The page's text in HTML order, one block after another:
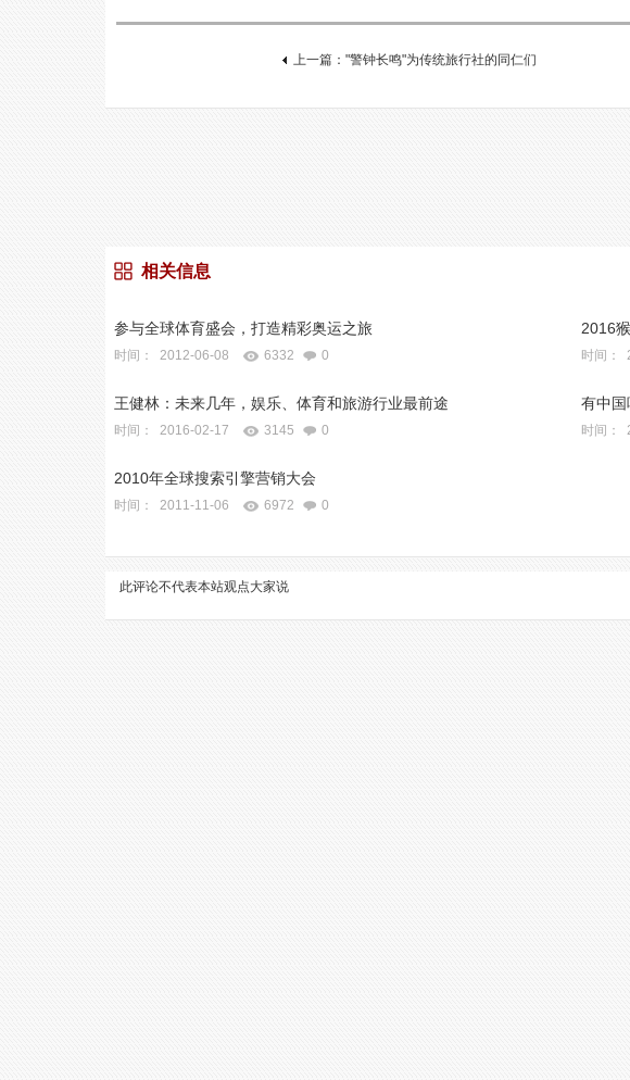
上一篇："警钟长鸣"为传统旅行社的同仁们
相关信息
参与全球体育盛会，打造精彩奥运之旅
时间： 2012-06-08 6332 0
2016
时间：
王健林：未来几年，娱乐、体育和旅游行业最前途
时间： 2016-02-17 3145 0
有中
时间：
2010年全球搜索引擎营销大会
时间： 2011-11-06 6972 0
此评论不代表本站观点大家说